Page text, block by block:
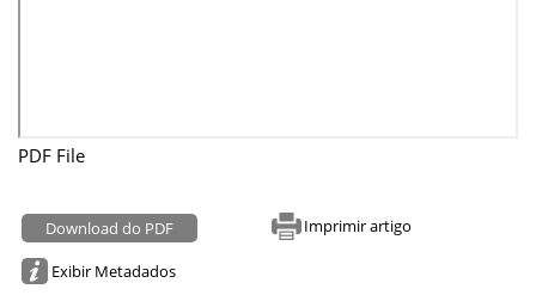
PDF File
Download do PDF Imprimir artigo
Exibir Metadados